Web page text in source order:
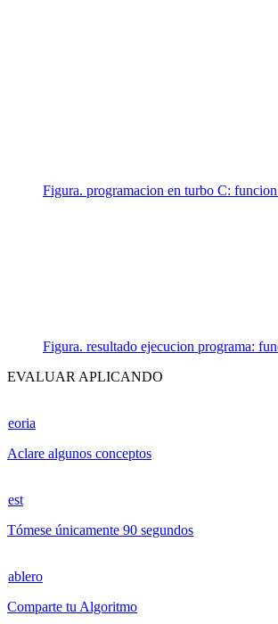
Figura. programacion en turbo C:
Figura. resultado ejecucion programa:
EVALUAR APLICANDO
eoria
Aclare algunos conceptos
est
Tómese únicamente 90 segundos
ablero
Comparte tu Algoritmo